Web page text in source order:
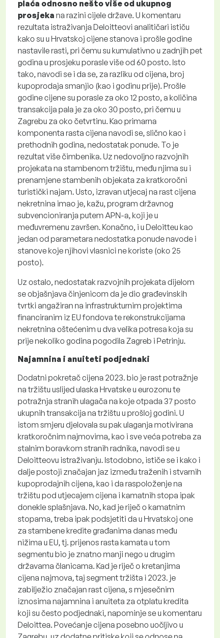
plaća odnosno nešto više od ukupnog
prosjeka na razini cijele države. U komentaru
rezultata istraživanja Deloitteovi analitičari ističu
kako su u Hrvatskoj cijene stanova i prošle godine
nastavile rasti, pri čemu su kumulativno u zadnjih pet
godina u prosjeku porasle više od 60 posto. Isto
tako, navodi se i da se, za razliku od cijena, broj
kupoprodaja smanjio (kao i godinu prije). Prošle
godine cijene su porasle za oko 12 posto, a količina
transakcija pala je za oko 30 posto, pri čemu u
Zagrebu za oko četvrtinu. Kao primarna
komponenta rasta cijena navodi se, slično kao i
prethodnih godina, nedostatak ponude. To je
rezultat više čimbenika. Uz nedovoljno razvojnih
projekata na stambenom tržištu, među njima su i
prenamjene stambenih objekata za kratkoročni
turistički najam. Usto, izravan utjecaj na rast cijena
nekretnina imao je, kažu, program državnog
subvencioniranja putem APN-a, koji je u
međuvremenu završen. Konačno, i u Deloitteu kao
jedan od parametara nedostatka ponude navode i
stanove koje njihovi vlasnici ne koriste (oko 25
posto).
Uz ostalo, nedostatak razvojnih projekata dijelom
se objašnjava činjenicom da je dio građevinskih
tvrtki angažiran na infrastrukturnim projektima
financiranim iz EU fondova te rekonstrukcijama
nekretnina oštećenim u dva velika potresa koja su
prije nekoliko godina pogodila Zagreb i Petrinju.
Najamnina i anuiteti podjednaki
Dodatni pokretač cijena 2023. bio je rast potražnje
na tržištu uslijed ulaska Hrvatske u eurozonu te
potražnja stranih ulagača na koje otpada 37 posto
ukupnih transakcija na tržištu u prošloj godini. U
istom smjeru djelovala su pak ulaganja motivirana
kratkoročnim najmovima, kao i sve veća potreba za
stalnim boravkom stranih radnika, navodi se u
Deloitteovu istraživanju. Istodobno, ističe se i kako i
dalje postoji značajan jaz između traženih i stvarnih
kupoprodajnih cijena, kao i da raspoloženje na
tržištu pod utjecajem cijena i kamatnih stopa ipak
donekle splašnjava. No, kad je riječ o kamatnim
stopama, treba ipak podsjetiti da u Hrvatskoj one
za stambene kredite građanima danas među
nižima u EU, tj. prijenos rasta kamata u tom
segmentu bio je znatno manji nego u drugim
državama članicama. Kad je riječ o kretanjima
cijena najmova, taj segment tržišta i 2023. je
zabilježio značajan rast cijena, s mjesečnim
iznosima najamnina i anuiteta za otplatu kredita
koji su često podjednaki, napominje se u komentaru
Deloittea. Povećanje cijena posebno uočljivo u